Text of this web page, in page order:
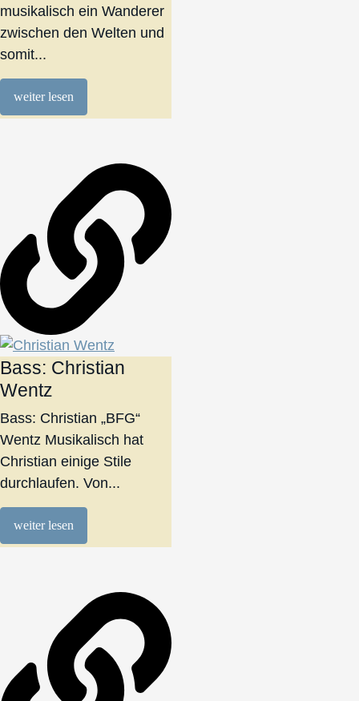
musikalisch ein Wanderer
zwischen den Welten und
somit...
weiter lesen
Bass: Christian
Wentz
Bass: Christian „BFG“
Wentz Musikalisch hat
Christian einige Stile
durchlaufen. Von...
weiter lesen